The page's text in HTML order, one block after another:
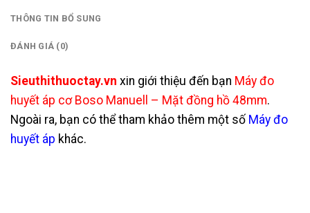
THÔNG TIN BỔ SUNG
ĐÁNH GIÁ (0)
Sieuthithuoctay.vn xin giới thiệu đến bạn Máy đo
huyết áp cơ Boso Manuell – Mặt đồng hồ 48mm.
Ngoài ra, bạn có thể tham khảo thêm một số Máy đo
huyết áp khác.